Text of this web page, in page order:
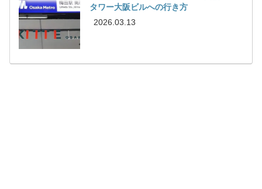
タワー大阪ビルへの行き方
2026.03.13